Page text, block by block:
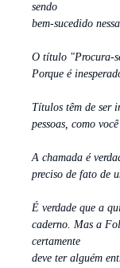
sendo
bem-sucedido
O título "Procura-
Porque é
Títulos têm de ser
pessoas, como
A chamada é
preciso de fato de
É verdade que a
caderno. Mas a
certamente
deve ter alguém